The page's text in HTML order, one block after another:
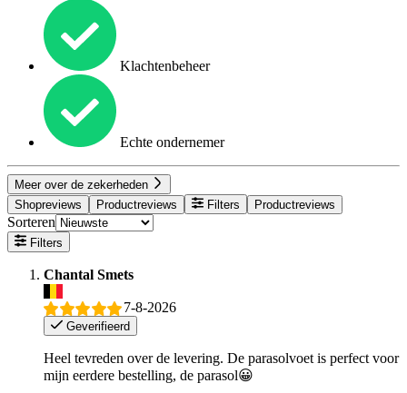
Klachtenbeheer
Echte ondernemer
Meer over de zekerheden
Shopreviews
Productreviews Filters Productreviews
Sorteren
Filters
Chantal Smets
7-8-2026
Geverifieerd
Heel tevreden over de levering. De parasolvoet is perfect voor
mijn eerdere bestelling, de parasol😀